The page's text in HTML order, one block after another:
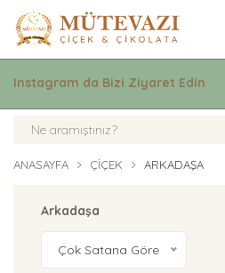
Instagram da Bizi Ziyaret Edin
ANASAYFA ÇIÇEK ARKADAŞA
Arkadaşa
Çok Satana Göre